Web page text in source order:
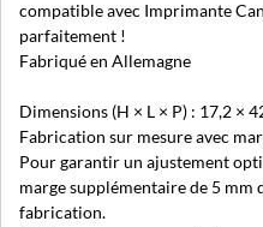
compatible avec Imprimante
parfaitement !
Fabriqué en Allemagne
Dimensions (H × L × P) : 17,2 ×
Fabrication sur mesure avec
Pour garantir un ajustement
marge supplémentaire de 5 mm
fabrication.